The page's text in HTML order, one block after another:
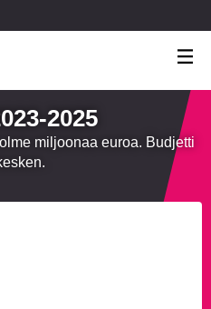
2025
miljoonaa euroa. Budjetti